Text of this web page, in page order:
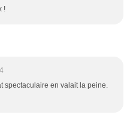
!
spectaculaire en valait la peine.